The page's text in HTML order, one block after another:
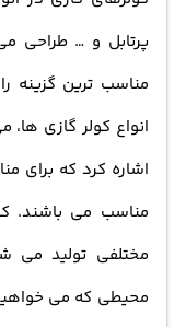
مصارف خانگی و
است که پنل
انرژی مورد نیاز
پرتابل و … طراحی
مناسب ترین گزینه
انواع کولر گازی
اشاره کرد که برای
مناسب می باشند.
مختلفی تولید می
محیطی که می